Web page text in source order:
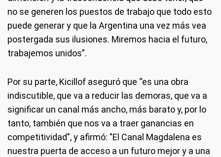
no se generen los puestos de trabajo que todo esto
puede generar y que la Argentina una vez más vea
postergada sus ilusiones. Miremos hacia el futuro,
trabajemos unidos”.
Por su parte, Kicillof aseguró que “es una obra
indiscutible, que va a reducir las demoras, que va a
significar un canal más ancho, más barato y, por lo
tanto, también que nos va a traer ganancias en
competitividad", y afirmó: "El Canal Magdalena es
nuestra puerta de acceso a un futuro mejor y a una